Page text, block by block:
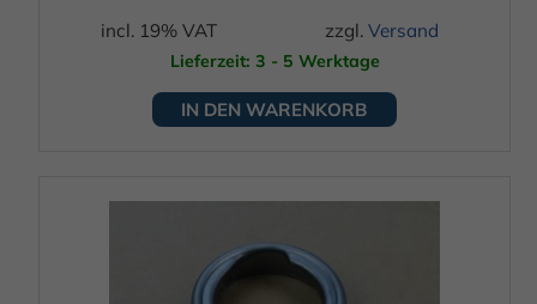
incl. 19% VAT zzgl. Versand
Lieferzeit: 3 - 5 Werktage
IN DEN WARENKORB